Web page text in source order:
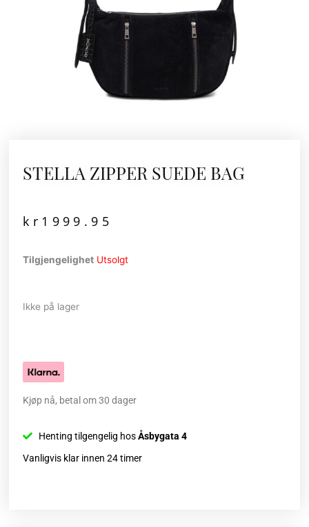
STELLA ZIPPER SUEDE BAG
kr 1999.95
Tilgjengelighet Utsolgt
Ikke på lager
Kjøp nå, betal om 30 dager
Henting tilgengelig hosÅsbygata 4
Vanligvis klar innen 24 timer